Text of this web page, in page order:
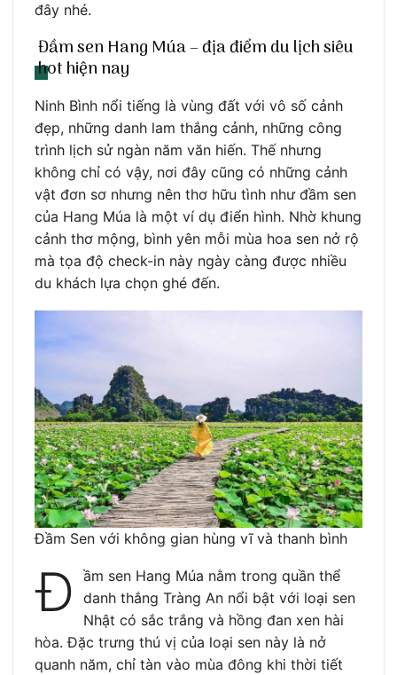
đây nhé.
Đầm sen Hang Múa – địa điểm du lịch siêu
hot hiện nay
Ninh Bình nổi tiếng là vùng đất với vô số cảnh
đẹp, những danh lam thắng cảnh, những công
trình lịch sử ngàn năm văn hiến. Thế nhưng
không chỉ có vậy, nơi đây cũng có những cảnh
vật đơn sơ nhưng nên thơ hữu tình như đầm sen
của Hang Múa là một ví dụ điển hình. Nhờ khung
cảnh thơ mộng, bình yên mỗi mùa hoa sen nở rộ
mà tọa độ check-in này ngày càng được nhiều
du khách lựa chọn ghé đến.
Đầm Sen với không gian hùng vĩ và thanh bình
Đ
ầm sen Hang Múa nằm trong quần thể
danh thắng Tràng An nổi bật với loại sen
Nhật có sắc trắng và hồng đan xen hài
hòa. Đặc trưng thú vị của loại sen này là nở
quanh năm, chỉ tàn vào mùa đông khi thời tiết